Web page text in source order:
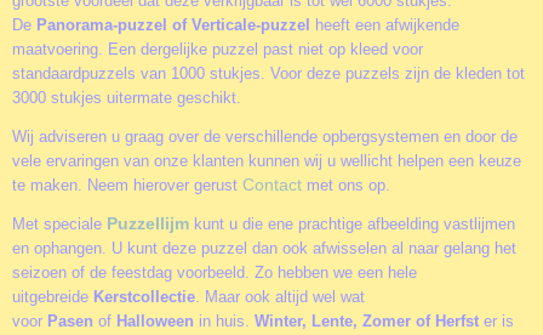
De Panorama-puzzel of Verticale-puzzel
heeft een afwijkende
maatvoering. Een dergelijke puzzel past niet op kleed voor
standaardpuzzels van 1000 stukjes. Voor deze puzzels zijn de kleden tot
3000 stukjes uitermate geschikt.
Wij adviseren u graag over de verschillende opbergsystemen en door de
vele ervaringen van onze klanten kunnen wij u wellicht helpen een keuze
te maken. Neem hierover gerust Contact met ons op.
Met speciale Puzzellijm kunt u die ene prachtige afbeelding vastlijmen
en ophangen. U kunt deze puzzel dan ook afwisselen al naar gelang het
seizoen of de feestdag voorbeeld. Zo hebben we een hele
uitgebreide Kerstcollectie. Maar ook altijd wel wat
voor Pasen of Halloween in huis. Winter, Lente, Zomer of Herfst er is